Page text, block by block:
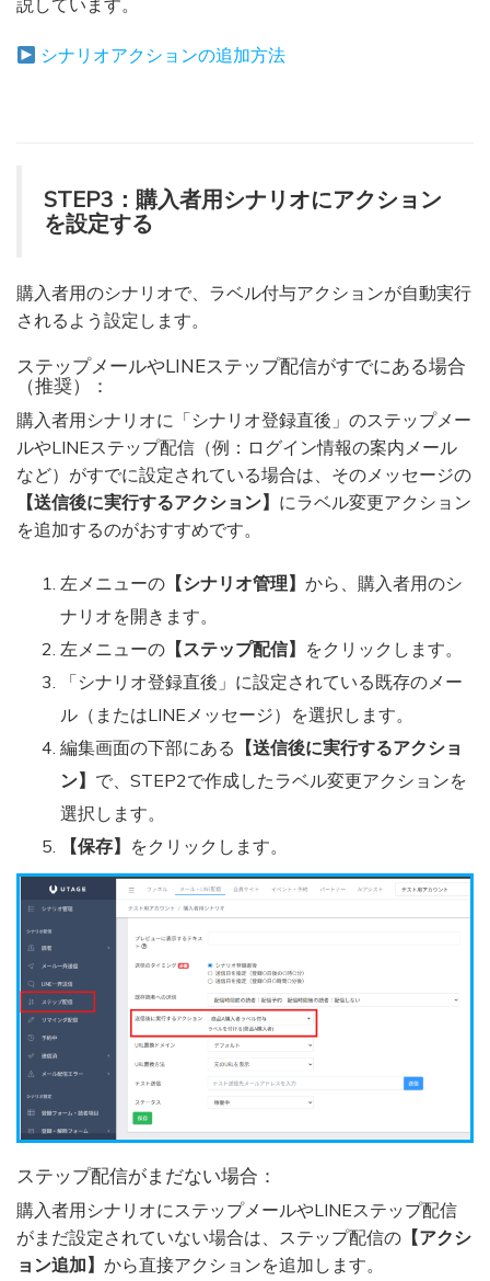
説しています。
シナリオアクションの追加方法
STEP3：購入者用シナリオにアクション
を設定する
購入者用のシナリオで、ラベル付与アクションが自動実行
されるよう設定します。
ステップメールやLINEステップ配信がすでにある場合
（推奨）：
購入者用シナリオに「シナリオ登録直後」のステップメー
ルやLINEステップ配信（例：ログイン情報の案内メール
など）がすでに設定されている場合は、そのメッセージの
【送信後に実行するアクション】 にラベル変更アクション
を追加するのがおすすめです。
左メニューの 【シナリオ管理】 から、購入者用のシ
ナリオを開きます。
左メニューの 【ステップ配信】 をクリックします。
「シナリオ登録直後」に設定されている既存のメー
ル（またはLINEメッセージ）を選択します。
編集画面の下部にある 【送信後に実行するアクショ
ン】 で、STEP2で作成したラベル変更アクションを
選択します。
【保存】 をクリックします。
ステップ配信がまだない場合：
購入者用シナリオにステップメールやLINEステップ配信
がまだ設定されていない場合は、ステップ配信の 【アクシ
ョン追加】 から直接アクションを追加します。